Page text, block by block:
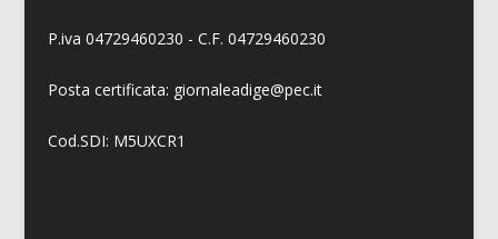
P.iva 04729460230 - C.F. 04729460230
Posta certificata: giornaleadige@pec.it
Cod.SDI: M5UXCR1